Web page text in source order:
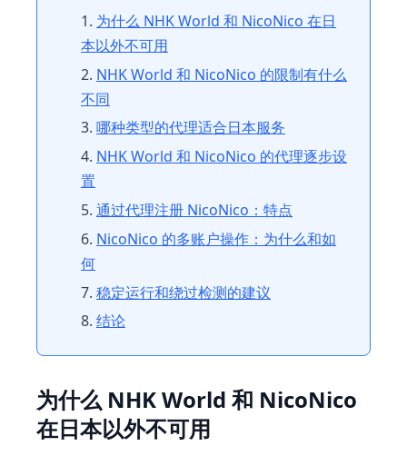
为什么 NHK World 和 NicoNico 在日
本以外不可用
NHK World 和 NicoNico 的限制有什么
不同
哪种类型的代理适合日本服务
NHK World 和 NicoNico 的代理逐步设
置
通过代理注册 NicoNico：特点
NicoNico 的多账户操作：为什么和如
何
稳定运行和绕过检测的建议
结论
为什么 NHK World 和 NicoNico
在日本以外不可用